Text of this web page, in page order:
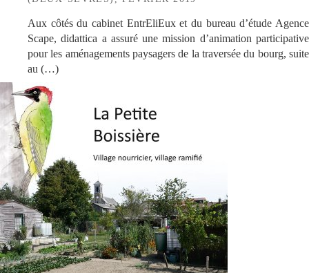
Aux côtés du cabinet EntrEliEux et du bureau d’étude Agence
Scape, didattica a assuré une mission d’animation participative
pour les aménagements paysagers de la traversée du bourg, suite
au (…)